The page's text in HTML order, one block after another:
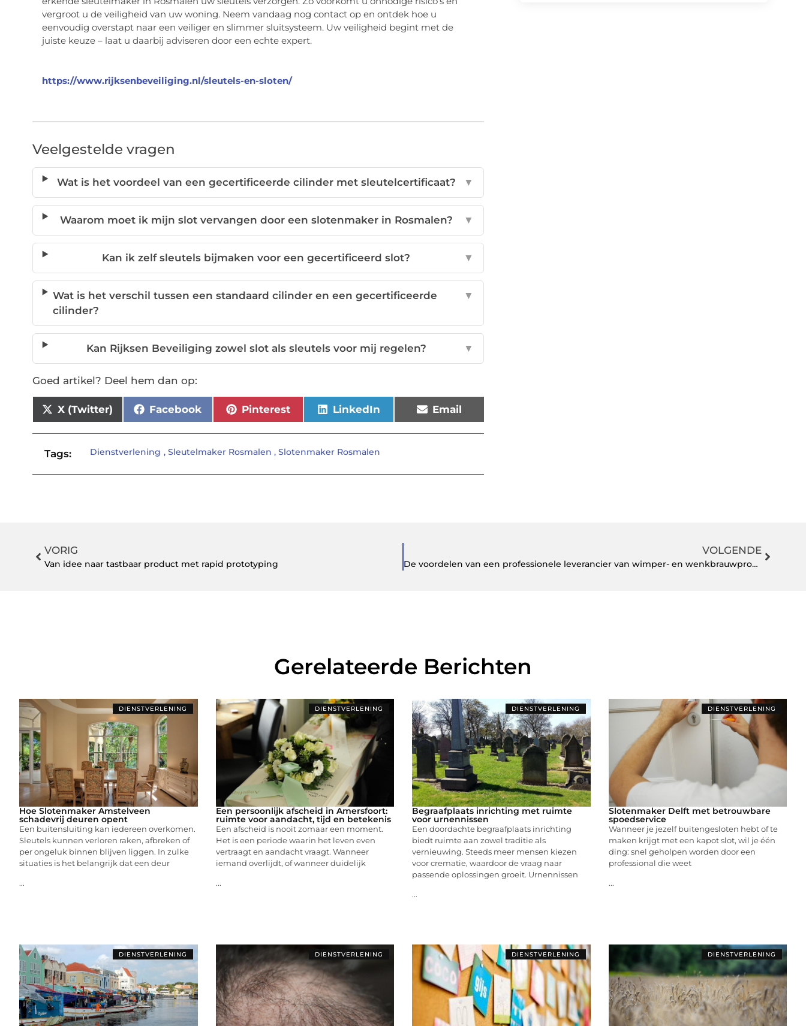
vergroot u de veiligheid van uw woning. Neem vandaag nog contact op en ontdek hoe u
eenvoudig overstapt naar een veiliger en slimmer sluitsysteem. Uw veiligheid begint met de
juiste keuze – laat u daarbij adviseren door een echte expert.
https://www.rijksenbeveiliging.nl/sleutels-en-sloten/
Veelgestelde vragen
Wat is het voordeel van een gecertificeerde cilinder met sleutelcertificaat? ▼
Waarom moet ik mijn slot vervangen door een slotenmaker in Rosmalen? ▼
Kan ik zelf sleutels bijmaken voor een gecertificeerd slot? ▼
Wat is het verschil tussen een standaard cilinder en een gecertificeerde
cilinder?
▼
Kan Rijksen Beveiliging zowel slot als sleutels voor mij regelen? ▼
Goed artikel? Deel hem dan op:
X (Twitter) Facebook Pinterest LinkedIn Email
Tags: Dienstverlening ,Sleutelmaker Rosmalen ,Slotenmaker Rosmalen
VORIG
Van idee naar tastbaar product met rapid prototyping
VOLGENDE
De voordelen van een professionele leverancier van wimper- en wenkbrauwproducten
Gerelateerde Berichten
DIENSTVERLENING
Hoe Slotenmaker Amstelveen
schadevrij deuren opent
Een buitensluiting kan iedereen overkomen.
Sleutels kunnen verloren raken, afbreken of
per ongeluk binnen blijven liggen. In zulke
situaties is het belangrijk dat een deur
...
DIENSTVERLENING
Een persoonlijk afscheid in Amersfoort:
ruimte voor aandacht, tijd en betekenis
Een afscheid is nooit zomaar een moment.
Het is een periode waarin het leven even
vertraagt en aandacht vraagt. Wanneer
iemand overlijdt, of wanneer duidelijk
...
DIENSTVERLENING
Begraafplaats inrichting met ruimte
voor urnennissen
Een doordachte begraafplaats inrichting
biedt ruimte aan zowel traditie als
vernieuwing. Steeds meer mensen kiezen
voor crematie, waardoor de vraag naar
passende oplossingen groeit. Urnennissen
...
DIENSTVERLENING
Slotenmaker Delft met betrouwbare
spoedservice
Wanneer je jezelf buitengesloten hebt of te
maken krijgt met een kapot slot, wil je één
ding: snel geholpen worden door een
professional die weet
...
DIENSTVERLENING DIENSTVERLENING DIENSTVERLENING DIENSTVERLENING